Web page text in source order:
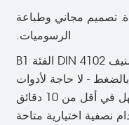
تصميم مجاني وطباعة
الرسوميات.